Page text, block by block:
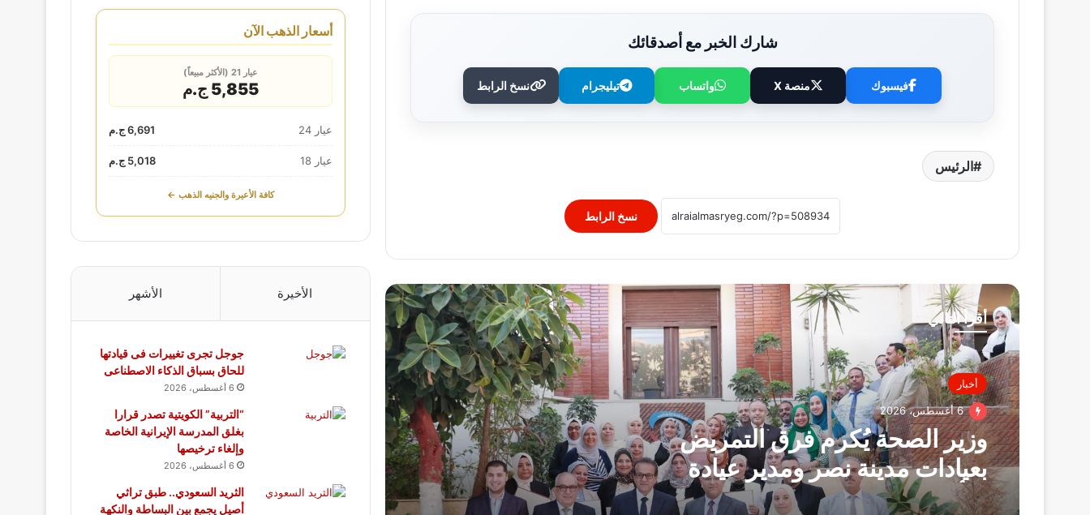
شارك الخبر مع أصدقائك
فيسبوك منصة X واتساب تيليجرام نسخ الرابط
الرئيس
نسخ الرابط
أقرأ التالي
أخبار
6 أغسطس، 2026
وزير الصحة يُكرم فرق التمريض
بعيادات مدينة نصر ومدير عيادة
التأمين الصحي بالفرع ويوجه
وزير الصحة يُكرم فرق التمريض بعيادات
برنامج أبطال المشروعات الصغيرة
والمتوسطة
الفم والوجه والفكين
رئيس الوزراء يوافق على إنشاء منطقة
استثمارية داخل مشروع “البروج” بامتداد
مدينة الشروق
وزارة التعليم: عدد ساعات دراسية أكبر لمواد
شهادة البكالوريا
رئيس الوزراء يستقبل المدير العام لمنظمة
اليونسكو
أسعار الذهب الآن
عيار 21 (الأكثر مبيعاً)
5,855 ج.م
عيار 24 6,691 ج.م
عيار 18 5,018 ج.م
كافة الأعيرة والجنيه الذهب ←
الأخيرة الأشهر
جوجل تجرى تغييرات فى قيادتها
للحاق بسباق الذكاء الاصطناعى
6 أغسطس، 2026
“التربية” الكويتية تصدر قرارا
بغلق المدرسة الإيرانية الخاصة
وإلغاء ترخيصها
6 أغسطس، 2026
الثريد السعودي.. طبق تراثي
أصيل يجمع بين البساطة والنكهة